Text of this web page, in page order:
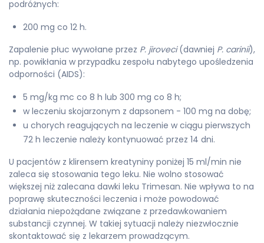
podróżnych:
200 mg co 12 h.
Zapalenie płuc wywołane przez P. jiroveci(dawniej P. carinii),
np. powikłania w przypadku zespołu nabytego upośledzenia
odporności (AIDS):
5 mg/kg mc co 8 h lub 300 mg co 8 h;
w leczeniu skojarzonym z dapsonem - 100 mg na dobę;
u chorych reagujących na leczenie w ciągu pierwszych
72 h leczenie należy kontynuować przez 14 dni.
U pacjentów z klirensem kreatyniny poniżej 15 ml/min nie
zaleca się stosowania tego leku. Nie wolno stosować
większej niż zalecana dawki leku Trimesan. Nie wpływa to na
poprawę skuteczności leczenia i może powodować
działania niepożądane związane z przedawkowaniem
substancji czynnej. W takiej sytuacji należy niezwłocznie
skontaktować się z lekarzem prowadzącym.